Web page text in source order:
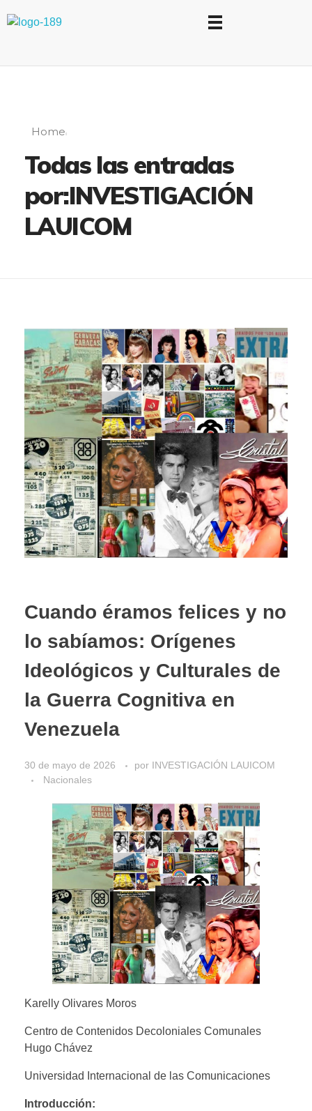
Home
Todas las entradas
por:INVESTIGACIÓN
LAUICOM
Cuando éramos felices y no
lo sabíamos: Orígenes
Ideológicos y Culturales de
la Guerra Cognitiva en
Venezuela
30 de mayo de 2026 por INVESTIGACIÓN LAUICOM
Nacionales
Karelly Olivares Moros
Centro de Contenidos Decoloniales Comunales
Hugo Chávez
Universidad Internacional de las Comunicaciones
Introducción: